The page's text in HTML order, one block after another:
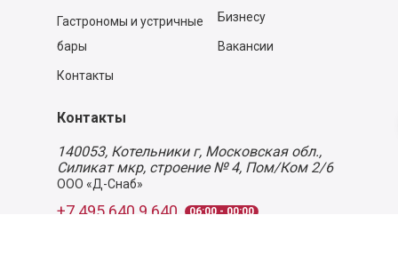
Гастрономы и устричные
бары
Контакты
Бизнесу
Вакансии
Контакты
140053, Котельники г, Московская обл.,
Силикат мкр, строение № 4, Пом/Ком 2/6
ООО «Д-Снаб»
+7 495 640 9 640 06:00 - 00:00